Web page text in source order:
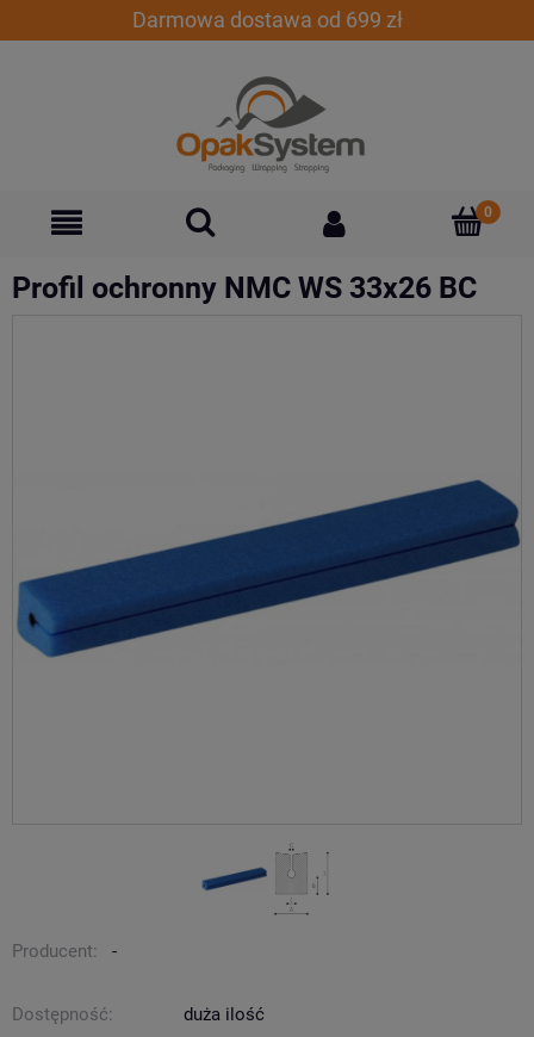
Darmowa dostawa od 699 zł
Profil ochronny NMC WS 33x26 BC
Producent: -
Dostępność:
duża ilość